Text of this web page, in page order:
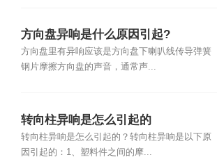
方向盘异响是什么原因引起?
方向盘里有异响应该是方向盘下喇叭线传导弹簧
钢片摩擦方向盘的声音，通常声...
转向柱异响是怎么引起的
转向柱异响是怎么引起的？转向柱异响是以下原
因引起的：1、塑料件之间的摩...